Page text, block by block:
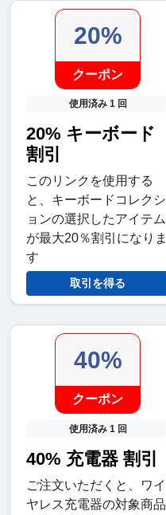
20%
クーポン
使用済み 1 回
20% キーボード
割引
このリンクを使用する
と、キーボードコレクシ
ョンの選択したアイテム
が最大20％割引になりま
す
取引を得る
40%
クーポン
使用済み 1 回
40% 充電器 割引
ご注文いただくと、ワイ
ヤレス充電器の対象商品